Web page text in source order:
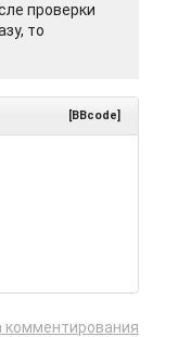
проверки
то
[BBcode]
комментирования